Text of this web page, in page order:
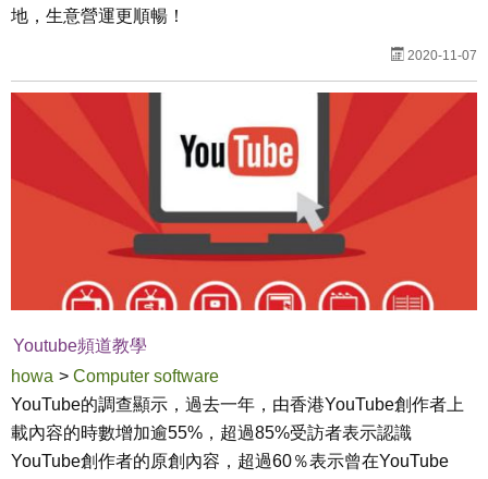
地，生意營運更順暢！
2020-11-07
Youtube頻道教學
howa > Computer software
YouTube的調查顯示，過去一年，由香港YouTube創作者上
載內容的時數增加逾55%，超過85%受訪者表示認識
YouTube創作者的原創內容，超過60％表示曾在YouTube